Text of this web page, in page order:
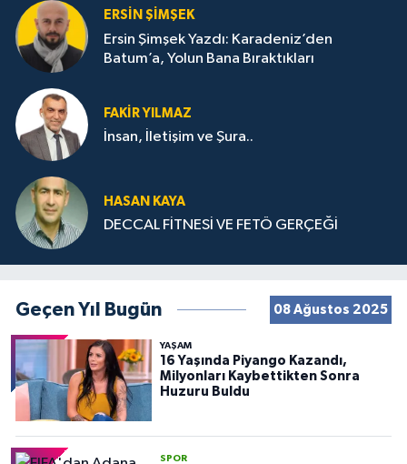
ERSIN ŞIMŞEK
Ersin Şimşek Yazdı: Karadeniz’den
Batum’a, Yolun Bana Bıraktıkları
FAKIR YILMAZ
İnsan, İletişim ve Şura..
HASAN KAYA
DECCAL FİTNESİ VE FETÖ GERÇEĞİ
Geçen Yıl Bugün 08 Ağustos 2025
YAŞAM
16 Yaşında Piyango Kazandı,
Milyonları Kaybettikten Sonra
Huzuru Buldu
SPOR